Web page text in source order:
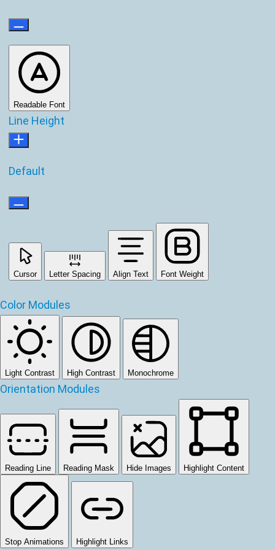
Readable Font
Line Height
Default
Cursor Letter Spacing Align Text Font Weight
Color Modules
Light Contrast High Contrast Monochrome
Orientation Modules
Reading Line Reading Mask Hide Images Highlight Content
Stop Animations Highlight Links